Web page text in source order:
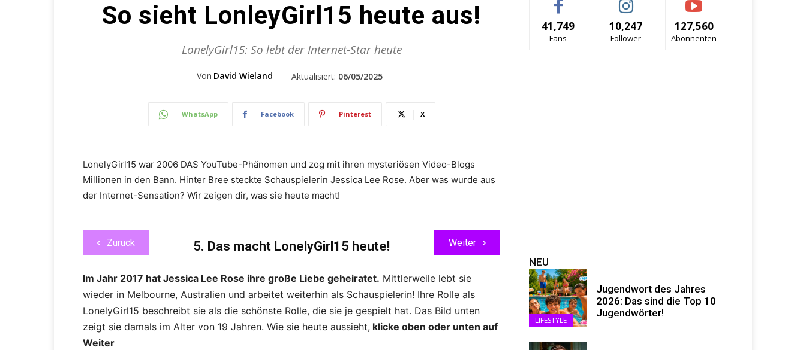
So sieht LonleyGirl15 heute aus!
LonelyGirl15: So lebt der Internet-Star heute
Von David Wieland Aktualisiert: 06/05/2025
WhatsApp Facebook Pinterest X
LonelyGirl15 war 2006 DAS YouTube-Phänomen und zog mit ihren mysteriösen Video-Blogs
Millionen in den Bann. Hinter Bree steckte Schauspielerin Jessica Lee Rose. Aber was wurde aus
der Internet-Sensation? Wir zeigen dir, was sie heute macht!
Zurück Weiter
5. Das macht LonelyGirl15 heute!
Im Jahr 2017 hat Jessica Lee Rose ihre große Liebe geheiratet. Mittlerweile lebt sie
wieder in Melbourne, Australien und arbeitet weiterhin als Schauspielerin! Ihre Rolle als
LonelyGirl15 beschreibt sie als die schönste Rolle, die sie je gespielt hat. Das Bild unten
zeigt sie damals im Alter von 19 Jahren. Wie sie heute aussieht, klicke oben oder unten auf
Weiter
41,749
Fans
10,247
Follower
127,560
Abonnenten
NEU
LIFESTYLE
Jugendwort des Jahres
2026: Das sind die Top 10
Jugendwörter!